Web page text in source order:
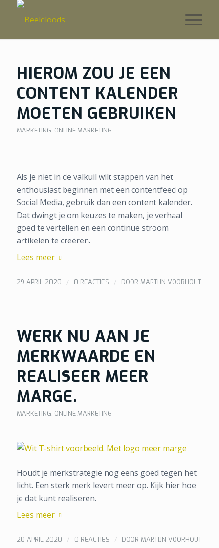
HIEROM ZOU JE EEN
CONTENT KALENDER
MOETEN GEBRUIKEN
MARKETING, ONLINE MARKETING
Als je niet in de valkuil wilt stappen van het
enthousiast beginnen met een contentfeed op
Social Media, gebruik dan een content kalender.
Dat dwingt je om keuzes te maken, je verhaal
goed te vertellen en een continue stroom
artikelen te creëren.
Lees meer
29 APRIL 2020 / 0 REACTIES / DOOR MARTIJN VOORHOUT
WERK NU AAN JE
MERKWAARDE EN
REALISEER MEER
MARGE.
MARKETING, ONLINE MARKETING
Houdt je merkstrategie nog eens goed tegen het
licht. Een sterk merk levert meer op. Kijk hier hoe
je dat kunt realiseren.
Lees meer
20 APRIL 2020 / 0 REACTIES / DOOR MARTIJN VOORHOUT